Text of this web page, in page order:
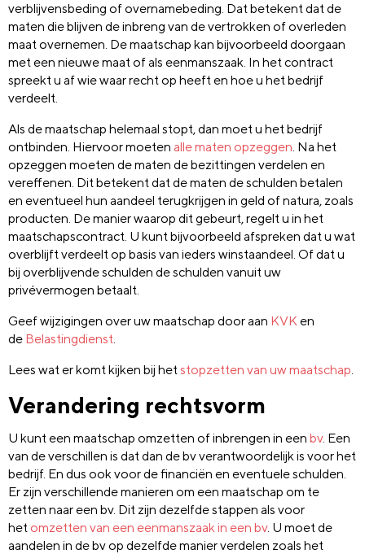
verblijvensbeding of overnamebeding. Dat betekent dat de
maten die blijven de inbreng van de vertrokken of overleden
maat overnemen. De maatschap kan bijvoorbeeld doorgaan
met een nieuwe maat of als eenmanszaak. In het contract
spreekt u af wie waar recht op heeft en hoe u het bedrijf
verdeelt.
Als de maatschap helemaal stopt, dan moet u het bedrijf
ontbinden. Hiervoor moeten alle maten opzeggen. Na het
opzeggen moeten de maten de bezittingen verdelen en
vereffenen. Dit betekent dat de maten de schulden betalen
en eventueel hun aandeel terugkrijgen in geld of natura, zoals
producten. De manier waarop dit gebeurt, regelt u in het
maatschapscontract. U kunt bijvoorbeeld afspreken dat u wat
overblijft verdeelt op basis van ieders winstaandeel. Of dat u
bij overblijvende schulden de schulden vanuit uw
privévermogen betaalt.
Geef wijzigingen over uw maatschap door aan KVKen
de Belastingdienst.
Lees wat er komt kijken bij hetstopzetten van uw maatschap.
Verandering rechtsvorm
U kunt een maatschap omzetten of inbrengen in een bv. Een
van de verschillen is dat dan de bv verantwoordelijk is voor het
bedrijf. En dus ook voor de financiën en eventuele schulden.
Er zijn verschillende manieren om een maatschap om te
zetten naar een bv. Dit zijn dezelfde stappen als voor
het omzetten van een eenmanszaak in een bv. U moet de
aandelen in de bv op dezelfde manier verdelen zoals het